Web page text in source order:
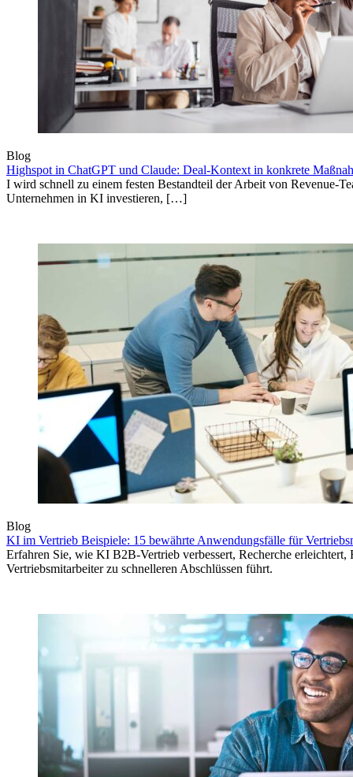
Blog
Highspot in ChatGPT und Claude: Deal-Kontext in konkrete
I wird schnell zu einem festen Bestandteil der Arbeit von Revenue-
Unternehmen in KI investieren, […]
Blog
KI im Vertrieb Beispiele: 15 bewährte Anwendungsfälle für
Erfahren Sie, wie KI B2B-Vertrieb verbessert, Recherche
Vertriebsmitarbeiter zu schnelleren Abschlüssen führt.